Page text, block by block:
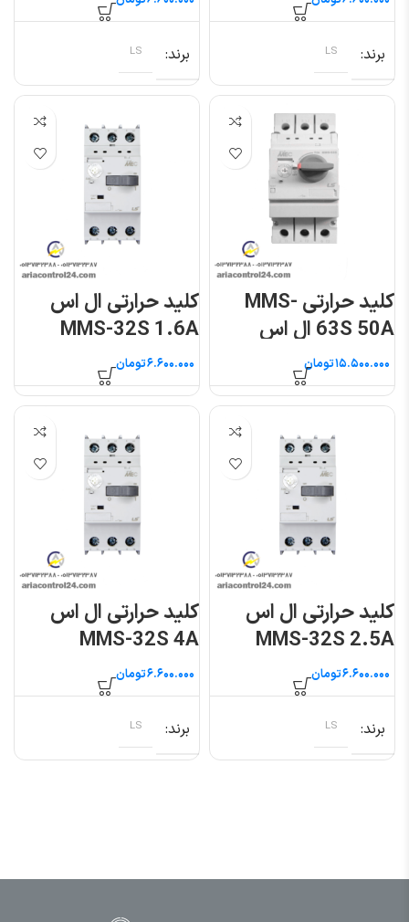
برند LS برند LS
کلید حرارتی MMS-
63S 50A ال اس
تومان
کلید حرارتی ال اس
MMS-32S 1.6A
تومان
کلید حرارتی ال اس
MMS-32S 2.5A
تومان
برند LS
کلید حرارتی ال اس
MMS-32S 4A
تومان
برند LS